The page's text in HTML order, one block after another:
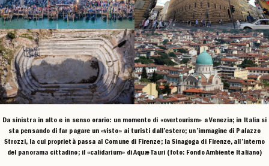
Da sinistra in alto e in senso orario: un momento di «overtourism» a Venezia; in Italia si
sta pensando di far pagare un «visto» ai turisti dall’estero; un’immagine di Palazzo
Strozzi, la cui proprietà passa al Comune di Firenze; la Sinagoga di Firenze, all’interno
del panorama cittadino; il «calidarium» di Aquæ Tauri (foto: Fondo Ambiente Italiano)